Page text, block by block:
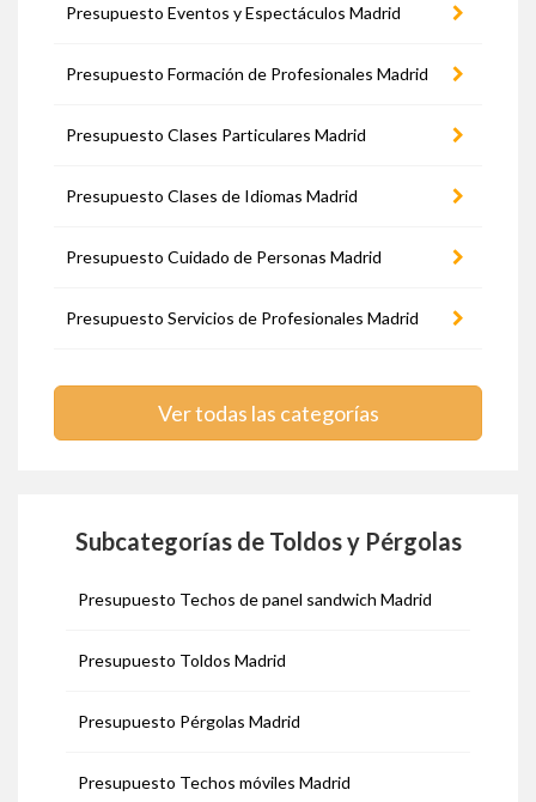
Presupuesto Eventos y Espectáculos Madrid
Presupuesto Formación de Profesionales Madrid
Presupuesto Clases Particulares Madrid
Presupuesto Clases de Idiomas Madrid
Presupuesto Cuidado de Personas Madrid
Presupuesto Servicios de Profesionales Madrid
Ver todas las categorías
Subcategorías de Toldos y Pérgolas
Presupuesto Techos de panel sandwich Madrid
Presupuesto Toldos Madrid
Presupuesto Pérgolas Madrid
Presupuesto Techos móviles Madrid